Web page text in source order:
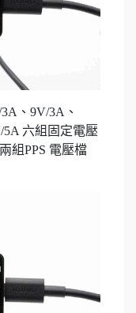
、9V/3A、
六組固定電壓
組PPS 電壓檔